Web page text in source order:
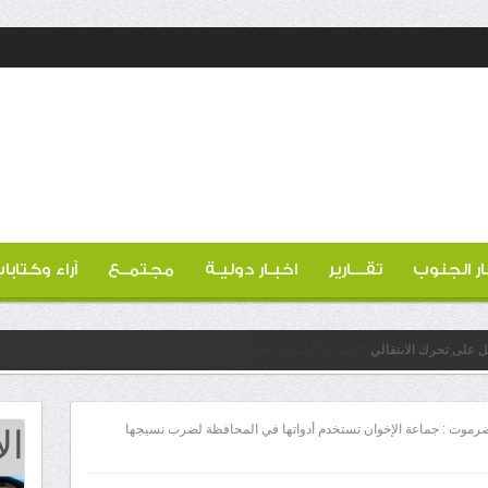
الجنوب تقـــارير اخبـار دوليـة مجتمــع آراء
على تحرك الانتقالي
: جماعة الإخوان تستخدم أدواتها في المحافظة لضرب نسيجها